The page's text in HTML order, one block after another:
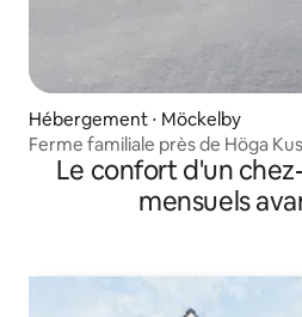
Hébergement ⋅ Möckelby
Ferme familiale près de Höga
Le confort d'un
mensuels